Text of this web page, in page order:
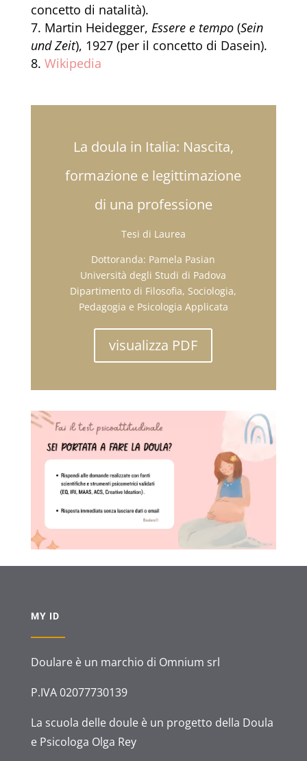
concetto di natalità).
Martin Heidegger, Essere e tempo(Sein
und Zeit), 1927 (per il concetto di Dasein).
Wikipedia
La doula in Italia: Nascita,
formazione e legittimazione
di una professione
Tesi di Laurea
Dottoranda: Pamela Pasian
Università degli Studi di Padova
Dipartimento di Filosofia, Sociologia,
Pedagogia e Psicologia Applicata
visualizza PDF
MY ID
Doulare è un marchio di Omnium srl
P.IVA 02077730139
La scuola delle doule è un progetto della Doula
e Psicologa Olga Rey